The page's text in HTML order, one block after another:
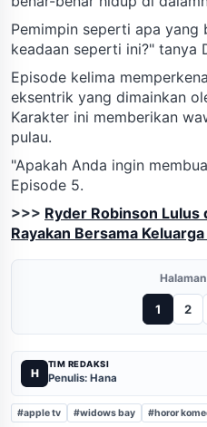
Pemimpin seperti apa yang
keadaan seperti ini?" tanya
Episode kelima
eksentrik yang dimainkan
Karakter ini memberikan
pulau.
"Apakah Anda ingin
Episode 5.
>>> Ryder Robinson Lulus
Rayakan Bersama
1 2
H
TIM REDAKSI
Penulis: Hana
#apple tv #widows bay #horor